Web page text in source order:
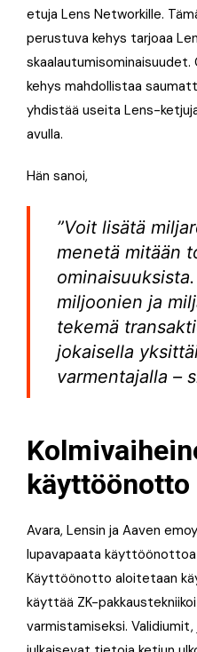
etuja Lens Networkille.
perustuva kehys tarjoaa
kehys mahdollistaa
yhdistää useita Lens-
avulla.
Hän sanoi,
”Voit lisätä
menetä mitään
miljoonien ja
tekemä
jokaisella
varmentajalla –
käyttöönotto
Avara, Lensin ja Aaven
lupavapaata käyttöönottoa
Käyttöönotto aloitetaan
käyttää ZK-
varmistamiseksi.